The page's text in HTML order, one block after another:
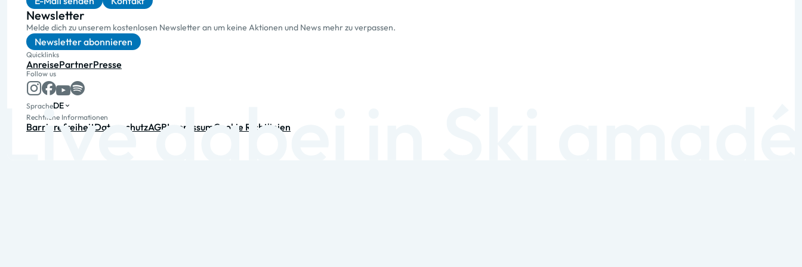
Newsletter
Melde dich zu unserem kostenlosen Newsletter an um keine Aktionen und News mehr zu verpassen.
Newsletter abonnieren
Quicklinks
AnreisePartnerPresse
Follow us
SpracheDE
Rechtliche Informationen
BarrierefreiheitDatenschutzAGBImpressumCookie Richtlinien